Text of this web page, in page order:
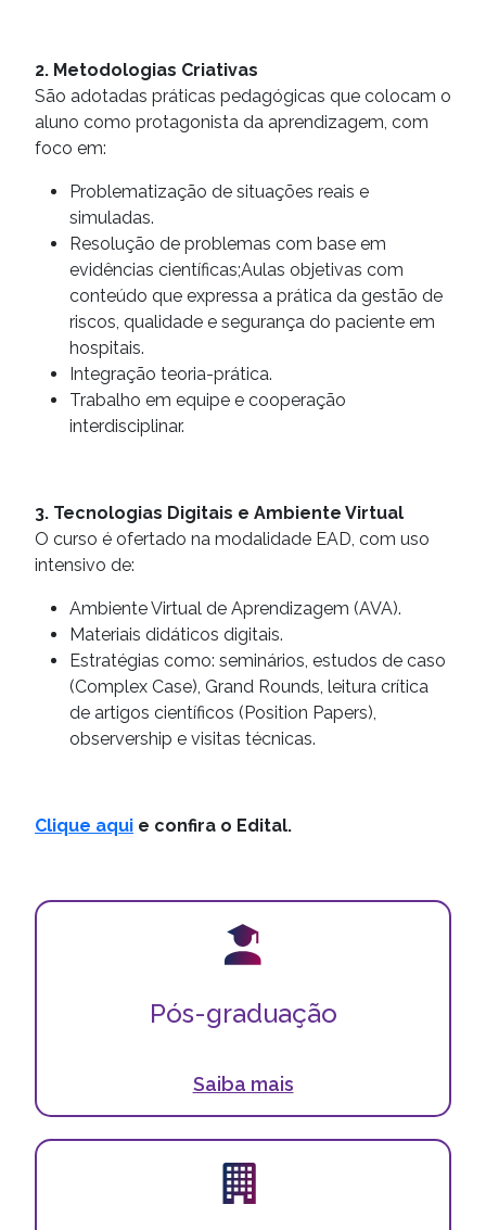
2. Metodologias Criativas
São adotadas práticas pedagógicas que colocam o
aluno como protagonista da aprendizagem, com
foco em:
Problematização de situações reais e
simuladas.
Resolução de problemas com base em
evidências científicas;Aulas objetivas com
conteúdo que expressa a prática da gestão de
riscos, qualidade e segurança do paciente em
hospitais.
Integração teoria-prática.
Trabalho em equipe e cooperação
interdisciplinar.
3. Tecnologias Digitais e Ambiente Virtual
O curso é ofertado na modalidade EAD, com uso
intensivo de:
Ambiente Virtual de Aprendizagem (AVA).
Materiais didáticos digitais.
Estratégias como: seminários, estudos de caso
(Complex Case), Grand Rounds, leitura crítica
de artigos científicos (Position Papers),
observership e visitas técnicas.
Clique aqui e confira o Edital.
Pós-graduação
Saiba mais
Pós-graduação
os melhores profissionais para o futuro.
Faculdade Moinhos